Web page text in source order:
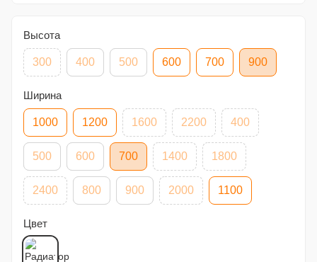
Высота
300 400 500 600 700 900
Ширина
1000 1200 1600 2200 400
500 600 700 1400 1800
2400 800 900 2000 1100
Цвет